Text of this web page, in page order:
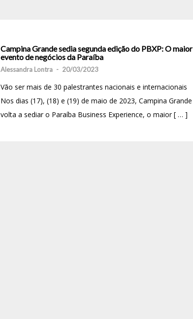
Campina Grande sedia segunda edição do PBXP: O maior
evento de negócios da Paraíba
Alessandra Lontra - 20/03/2023
Vão ser mais de 30 palestrantes nacionais e internacionais
Nos dias (17), (18) e (19) de maio de 2023, Campina Grande
volta a sediar o Paraíba Business Experience, o maior [ … ]